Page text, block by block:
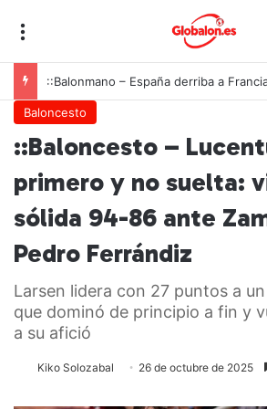
Baloncesto
::Baloncesto –
primero y no suelta:
sólida 94-86 ante
Pedro Ferrándiz
Larsen lidera con 27 puntos a
que dominó de principio a fin y
a su afició
Kiko Solozabal 26 de octubre de 2025